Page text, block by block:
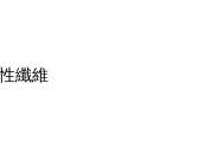
纖維